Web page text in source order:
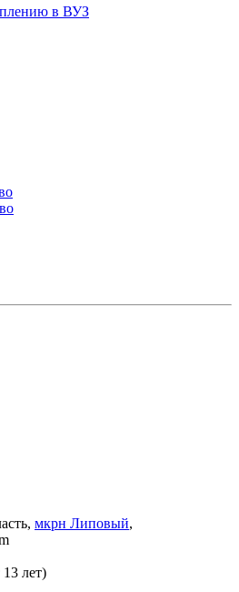
в ВУЗ
мкрн Липовый,
лет)